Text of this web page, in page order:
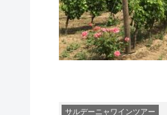
サルデーニャワインツアー